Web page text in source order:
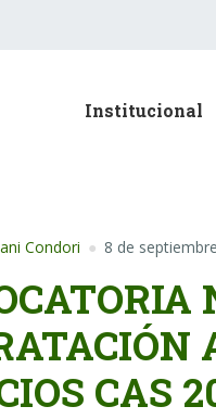
Institucional
Condori 8 de
CAS